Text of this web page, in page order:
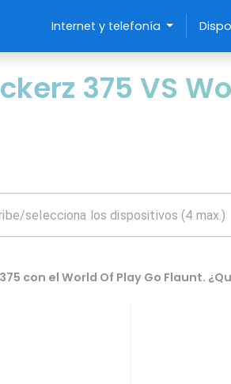
Internet y telefonía
375 VS
con el World Of Play Go Flaunt.